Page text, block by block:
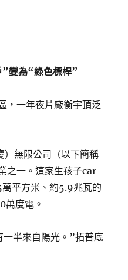
變為“綠色標桿”
，一年夜片廠衡宇頂泛
）無限公司（以下簡稱
之一。這家生孩子car
平方米、約5.9兆瓦的
萬度電。
半來自陽光。”拓普底